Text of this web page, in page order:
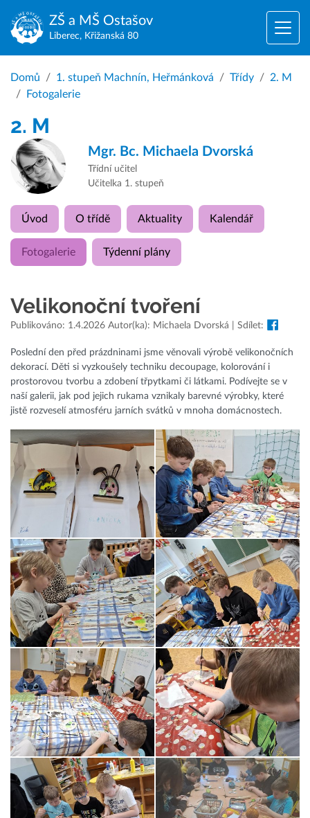
ZŠ a MŠ Ostašov
Liberec, Křižanská 80
Domů 1. stupeň Machnín, Heřmánková Třídy
2. M
Fotogalerie
2. M
Mgr. Bc. Michaela Dvorská
Třídní učitel
Učitelka 1. stupeň
Úvod O třídě Aktuality Kalendář
Fotogalerie Týdenní plány
Velikonoční tvoření
Publikováno: 1.4.2026 Autor(ka): Michaela Dvorská | Sdílet:
Poslední den před prázdninami jsme věnovali výrobě velikonočních
dekorací. Děti si vyzkoušely techniku decoupage, kolorování i
prostorovou tvorbu a zdobení třpytkami či látkami. Podívejte se v
naší galerii, jak pod jejich rukama vznikaly barevné výrobky, které
jistě rozveselí atmosféru jarních svátků v mnoha domácnostech.